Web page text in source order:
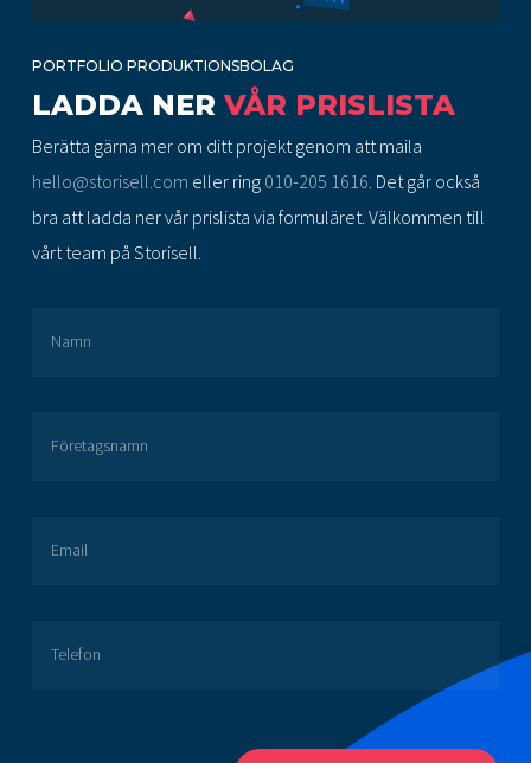
PORTFOLIO PRODUKTIONSBOLAG
LADDA NERVÅR PRISLISTA
Berätta gärna mer om ditt projekt genom att maila
hello@storisell.com eller ring 010-205 1616. Det går också
bra att ladda ner vår prislista via formuläret. Välkommen till
vårt team på Storisell.